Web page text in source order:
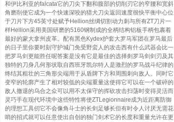
和伊比利亚的falcata它的刀尖下翻和腹部的切削刃它的窄腰和宽斜
角磨削使它成为一个快速深咬的猎犬刀尖返回速度很快平衡中心位
于刀片下方45英寸处赋予Hellion丝绸切割动力刺与所有ZT刀片一
样Hellion采用美国研磨的5160钢制成的全柄结构铝板手柄包裹着
最好的蒙大拿州皮革。配有黑色Kydex护套大罗马军团在罗马最后
的日子里你要时刻守护城门免受野蛮人的攻击西有什么武器会比一
把罗马剑更能胜任呢答案是没有它是最佳的选择剡罗马剑剑刃及其
独特的刀身几何形状取自西班牙凯尔特人是激烈的罗马战斗纪律的
终结其粗壮的三角形尖端用于从盾牌下方和周围刺向敌人。同时它
变窄的轮廓产生了相对较低的尖端重量这使得它可以在一个破碎的
敌人撤退的乌合之众可以用不太保守的挥砍攻击扫荡时变得灵活而
灵巧手在现代环境中这些特性将使ZTLegionnaire成为近距离防御
的理想工具仞它不会像角斗士的长剑足够长但有时令人讨厌无需花
哨的招式就可以任意使出自创的独门剑术它的长度和重量允许在更